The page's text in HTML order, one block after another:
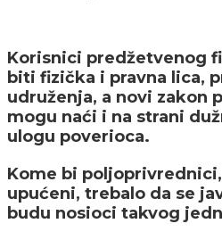
Korisnici predžetvenog
biti fizička i pravna lica,
udruženja, a novi zakon
mogu naći i na strani
ulogu poverioca.
Kome bi
upućeni, trebalo da se
budu nosioci takvog